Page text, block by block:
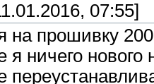
07:55]
на прошивку
ничего нового